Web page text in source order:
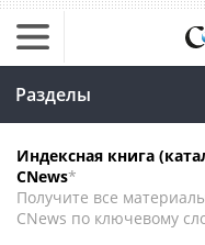
Разделы
Индексная книга
CNews*
Получите все
CNews по ключевому